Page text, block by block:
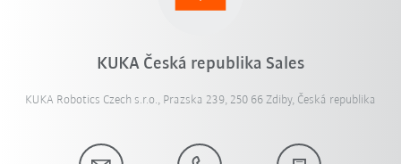
KUKA Česká republika Sales
KUKA Robotics Czech s.r.o., Prazska 239, 250 66 Zdiby, Česká republika